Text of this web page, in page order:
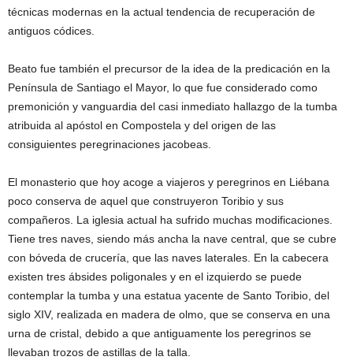
técnicas modernas en la actual tendencia de recuperación de
antiguos códices.
Beato fue también el precursor de la idea de la predicación en la
Península de Santiago el Mayor, lo que fue considerado como
premonición y vanguardia del casi inmediato hallazgo de la tumba
atribuida al apóstol en Compostela y del origen de las
consiguientes peregrinaciones jacobeas.
El monasterio que hoy acoge a viajeros y peregrinos en Liébana
poco conserva de aquel que construyeron Toribio y sus
compañeros. La iglesia actual ha sufrido muchas modificaciones.
Tiene tres naves, siendo más ancha la nave central, que se cubre
con bóveda de crucería, que las naves laterales. En la cabecera
existen tres ábsides poligonales y en el izquierdo se puede
contemplar la tumba y una estatua yacente de Santo Toribio, del
siglo XIV, realizada en madera de olmo, que se conserva en una
urna de cristal, debido a que antiguamente los peregrinos se
llevaban trozos de astillas de la talla.